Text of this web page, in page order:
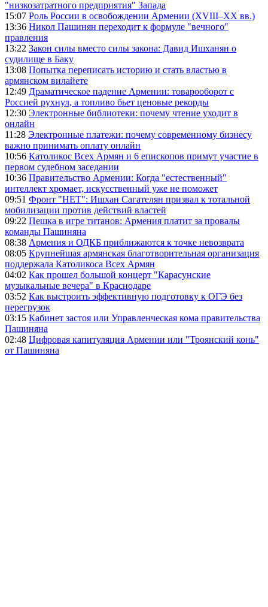
"низкозатратного предприятия" Запада
15:07 Роль России в освобождении Армении (XVIII–XX вв.)
13:36 Никол Пашинян переходит к формуле "вечного"
правления
13:22 Закон силы вместо силы закона: Давид Ишханян о
судилище в Баку
13:08 Попытка переписать историю и стать властью в
армянском вилайете
12:49 Драматическое падение Армении: товарооборот с
Россией рухнул, а топливо бьет ценовые рекорды
12:30 Электронные библиотеки: почему чтение уходит в
онлайн
11:28 Электронные платежи: почему современному бизнесу
важно принимать оплату онлайн
10:56 Католикос Всех Армян и 6 епископов примут участие в
первом судебном заседании
10:36 Правительство Армении: Когда "естественный"
интеллект хромает, искусственный уже не поможет
09:51 Фронт "НЕТ": Ишхан Сагателян призвал к тотальной
мобилизации против действий властей
09:22 Пешка в игре титанов: Армения платит за провалы
команды Пашиняна
08:38 Армения и ОДКБ приближаются к точке невозврата
08:05 Крупнейшая армянская благотворительная организация
поддержала Католикоса Всех Армян
04:02 Как прошел большой концерт "Карасунские
музыкальные вечера" в Краснодаре
03:52 Как выстроить эффективную подготовку к ОГЭ без
перегрузок
03:15 Кабинет застоя или Управленческая кома правительства
Пашиняна
02:48 Цифровая капитуляция Армении или "Троянский конь"
от Пашиняна